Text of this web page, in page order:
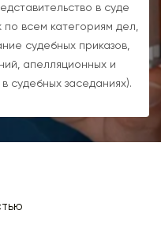
в суде
всем категориям дел,
судебных приказов,
апелляционных и
судебных заседаниях).